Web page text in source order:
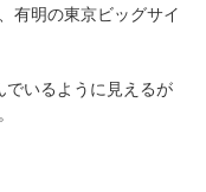
有明の東京ビッグサイ
でいるように見えるが